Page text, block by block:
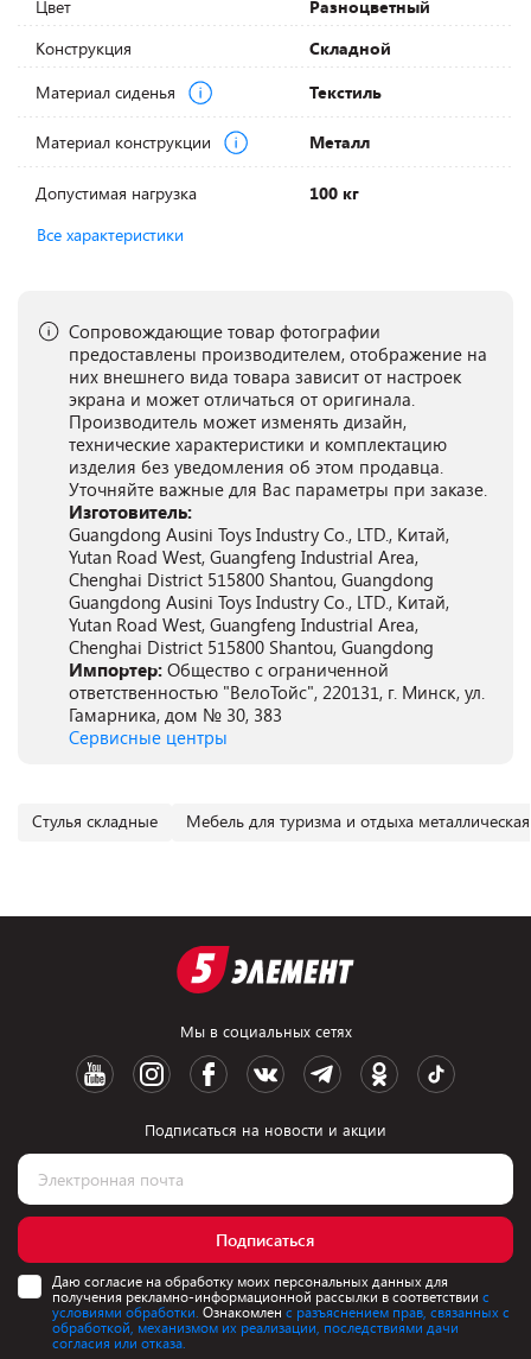
Цвет
Разноцветный
Конструкция
Складной
Материал сиденья
Текстиль
Материал конструкции Металл
Допустимая нагрузка
100 кг
Все характеристики
Сопровождающие товар фотографии
предоставлены производителем, отображение на
них внешнего вида товара зависит от настроек
экрана и может отличаться от оригинала.
Производитель может изменять дизайн,
технические характеристики и комплектацию
изделия без уведомления об этом продавца.
Уточняйте важные для Вас параметры при заказе.
Изготовитель:
Guangdong Ausini Toys Industry Co., LTD., Китай,
Yutan Road West, Guangfeng Industrial Area,
Chenghai District 515800 Shantou, Guangdong
Guangdong Ausini Toys Industry Co., LTD., Китай,
Yutan Road West, Guangfeng Industrial Area,
Chenghai District 515800 Shantou, Guangdong
Импортер: Общество с ограниченной
ответственностью "ВелоТойс", 220131, г. Минск, ул.
Гамарника, дом № 30, 383
Сервисные центры
Cтулья складные Мебель для туризма и отдыха металлическая
Мы в социальных сетях
Подписаться на новости и акции
Подписаться
Даю согласие на обработку моих персональных данных для
получения рекламно-информационной рассылки в соответствии с
условиями обработки. Ознакомлен с разъяснением прав, связанных с
обработкой, механизмом их реализации, последствиями дачи
согласия или отказа.